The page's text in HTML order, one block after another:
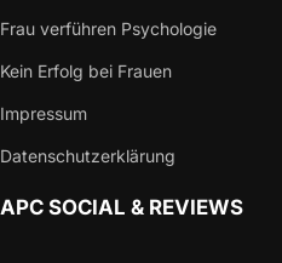
Frau verführen Psychologie
Kein Erfolg bei Frauen
Impressum
Datenschutzerklärung
APC SOCIAL & REVIEWS